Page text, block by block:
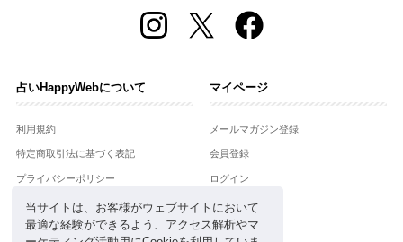
当サイトは、お客様がウェブサイトにおいて
最適な経験ができるよう、アクセス解析やマ
占いHappyWebについて
利用規約
特定商取引法に基づく表記
プライバシーポリシー
運営会社
お問合せ
マイページ
メールマガジン登録
会員登録
ログイン